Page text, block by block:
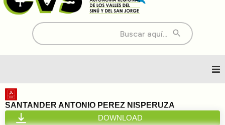
Buscar:
Inicio
Nosotros
SANTANDER ANTONIO PEREZ NISPERUZA
DOWNLOAD